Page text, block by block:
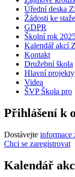
Úřední deska
Žádosti ke
GDPR
Školní rok
Kalendář akcí
Kontakt
Družební škola
Hlavní projekty
Videa
ŠVP Škola pro
Přihlášení k
Dostávejte informace
Chci se zaregistrovat
Kalendář